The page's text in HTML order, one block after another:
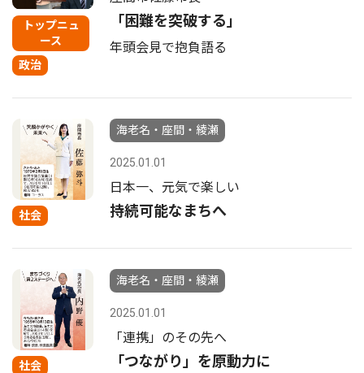
トップニュ
ース
政治
「困難を突破する」
年頭会見で抱負語る
社会
海老名・座間・綾瀬
2025.01.01
日本一、元気で楽しい
持続可能なまちへ
社会
海老名・座間・綾瀬
2025.01.01
「連携」のその先へ
「つながり」を原動力に